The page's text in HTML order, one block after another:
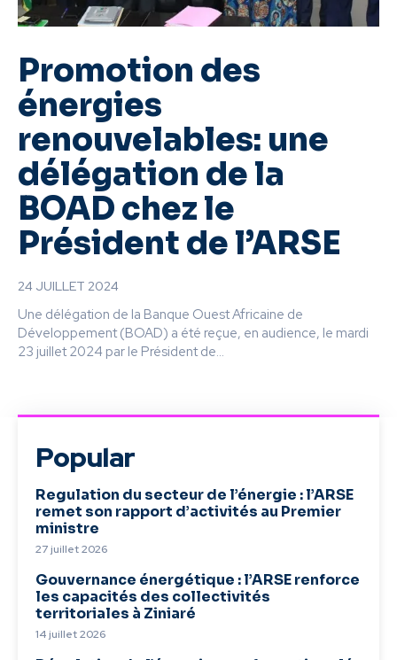
Promotion des
énergies
renouvelables: une
délégation de la
BOAD chez le
Président de l’ARSE
24 JUILLET 2024
Une délégation de la Banque Ouest Africaine de
Développement (BOAD) a été reçue, en audience, le mardi
23 juillet 2024 par le Président de...
Popular
Regulation du secteur de l’énergie : l’ARSE
remet son rapport d’activités au Premier
ministre
27 juillet 2026
Gouvernance énergétique : l’ARSE renforce
les capacités des collectivités
territoriales à Ziniaré
14 juillet 2026